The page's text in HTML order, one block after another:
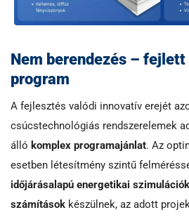
Nem berendezés –
program
A fejlesztés valódi innovatív erejét
csúcstechnológiás rendszerelemek
álló komplex programajánlat. Az
esetben létesítmény szintű
időjárásalapú energetikai
számítások készülnek, az adott